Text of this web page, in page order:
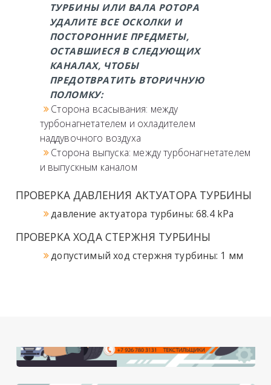
ТУРБИНЫ ИЛИ ВАЛА РОТОРА
УДАЛИТЕ ВСЕ ОСКОЛКИ И
ПОСТОРОННИЕ ПРЕДМЕТЫ,
ОСТАВШИЕСЯ В СЛЕДУЮЩИХ
КАНАЛАХ, ЧТОБЫ
ПРЕДОТВРАТИТЬ ВТОРИЧНУЮ
ПОЛОМКУ:
Сторона всасывания: между
турбонагнетателем и охладителем
наддувочного воздуха
Сторона выпуска: между турбонагнетателем
и выпускным каналом
ПРОВЕРКА ДАВЛЕНИЯ АКТУАТОРА ТУРБИНЫ
давление актуатора турбины: 68.4 kPa
ПРОВЕРКА ХОДА СТЕРЖНЯ ТУРБИНЫ
допустимый ход стержня турбины: 1 мм